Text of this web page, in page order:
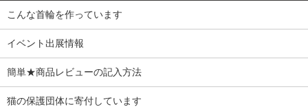
こんな首輪を作っています
イベント出展情報
簡単★商品レビューの記入方法
猫の保護団体に寄付しています